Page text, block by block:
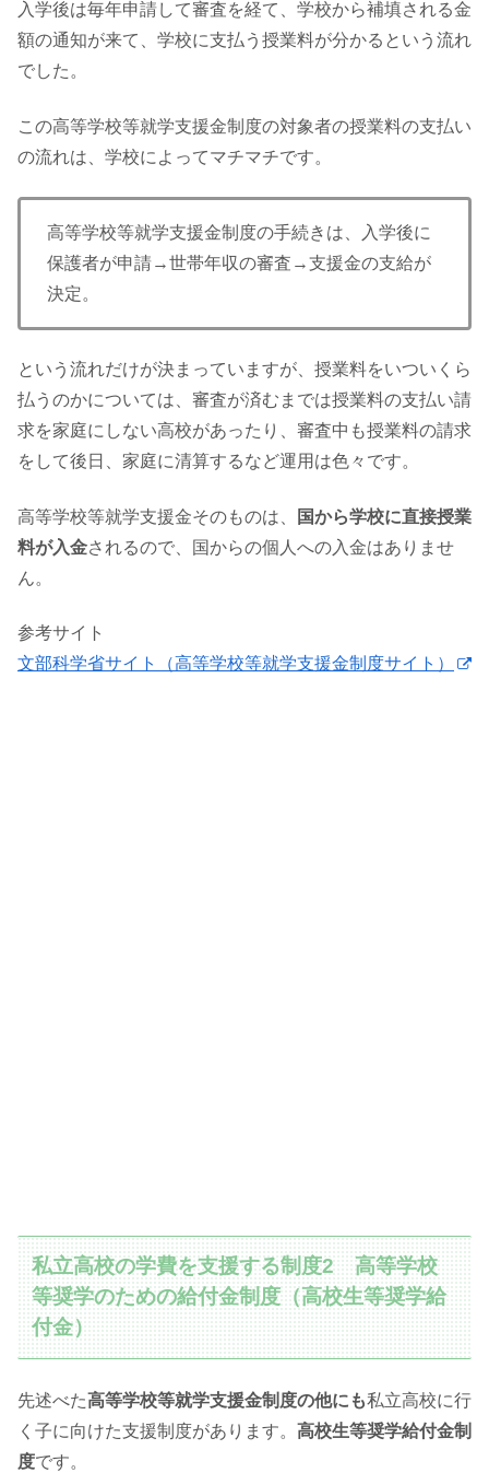
入学後は毎年申請して審査を経て、学校から補填される金
額の通知が来て、学校に支払う授業料が分かるという流れ
でした。
この高等学校等就学支援金制度の対象者の授業料の支払い
の流れは、学校によってマチマチです。
高等学校等就学支援金制度の手続きは、入学後に
保護者が申請→世帯年収の審査→支援金の支給が
決定。
という流れだけが決まっていますが、授業料をいついくら
払うのかについては、審査が済むまでは授業料の支払い請
求を家庭にしない高校があったり、審査中も授業料の請求
をして後日、家庭に清算するなど運用は色々です。
高等学校等就学支援金そのものは、
国から学校に直接授業
料が入金されるので、国からの個人への入金はありませ
ん。
参考サイト
文部科学省サイト（高等学校等就学支援金制度サイト）
私立高校の学費を支援する制度2 高等学校
等奨学のための給付金制度（高校生等奨学給
付金）
先述べた高等学校等就学支援金制度の他にも私立高校に行
く子に向けた支援制度があります。 高校生等奨学給付金制
度です。